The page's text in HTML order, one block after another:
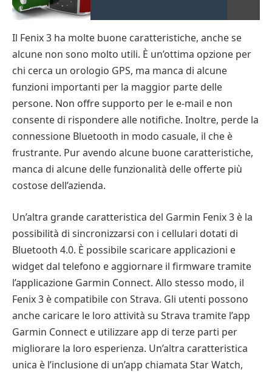
Il Fenix 3 ha molte buone caratteristiche, anche se
alcune non sono molto utili. È un’ottima opzione per
chi cerca un orologio GPS, ma manca di alcune
funzioni importanti per la maggior parte delle
persone. Non offre supporto per le e-mail e non
consente di rispondere alle notifiche. Inoltre, perde la
connessione Bluetooth in modo casuale, il che è
frustrante. Pur avendo alcune buone caratteristiche,
manca di alcune delle funzionalità delle offerte più
costose dell’azienda.
Un’altra grande caratteristica del Garmin Fenix 3 è la
possibilità di sincronizzarsi con i cellulari dotati di
Bluetooth 4.0. È possibile scaricare applicazioni e
widget dal telefono e aggiornare il firmware tramite
l’applicazione Garmin Connect. Allo stesso modo, il
Fenix 3 è compatibile con Strava. Gli utenti possono
anche caricare le loro attività su Strava tramite l’app
Garmin Connect e utilizzare app di terze parti per
migliorare la loro esperienza. Un’altra caratteristica
unica è l’inclusione di un’app chiamata Star Watch,